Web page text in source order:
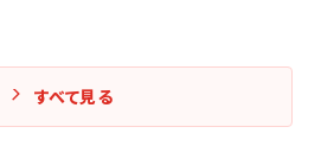
すべて見る